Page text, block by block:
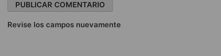
Revise los campos nuevamente